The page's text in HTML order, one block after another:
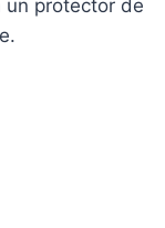
protector de